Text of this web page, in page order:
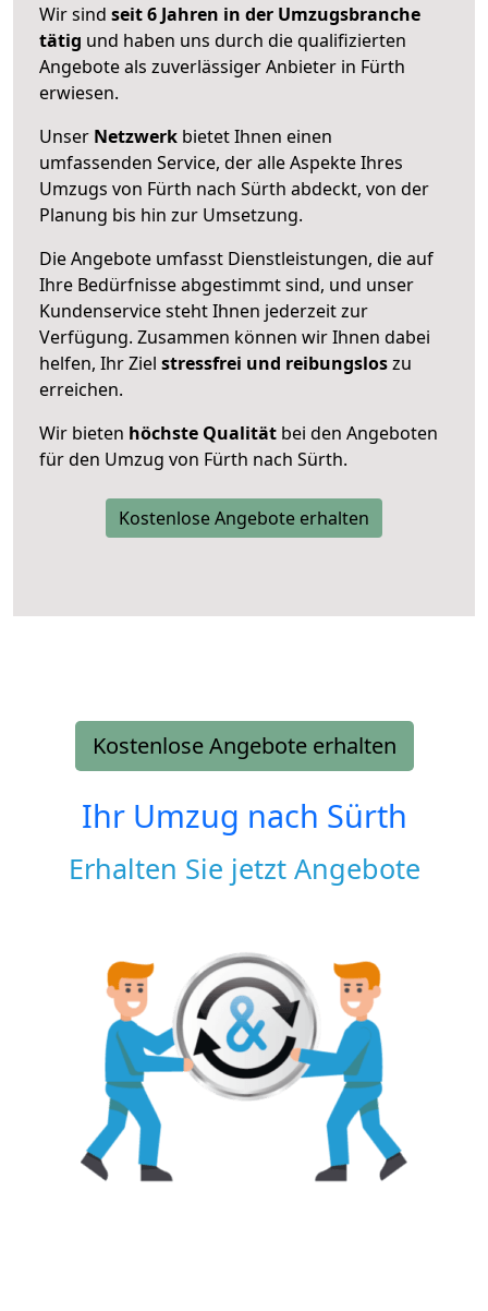
Wir sind seit 6 Jahren in der Umzugsbranche
tätig und haben uns durch die qualifizierten
Angebote als zuverlässiger Anbieter in Fürth
erwiesen.
Unser Netzwerk bietet Ihnen einen
umfassenden Service, der alle Aspekte Ihres
Umzugs von Fürth nach Sürth abdeckt, von der
Planung bis hin zur Umsetzung.
Die Angebote umfasst Dienstleistungen, die auf
Ihre Bedürfnisse abgestimmt sind, und unser
Kundenservice steht Ihnen jederzeit zur
Verfügung. Zusammen können wir Ihnen dabei
helfen, Ihr Ziel stressfrei und reibungsloszu
erreichen.
Wir bieten höchste Qualität bei den Angeboten
für den Umzug von Fürth nach Sürth.
Kostenlose Angebote erhalten
Kostenlose Angebote erhalten
Ihr Umzug nach Sürth
Erhalten Sie jetzt Angebote